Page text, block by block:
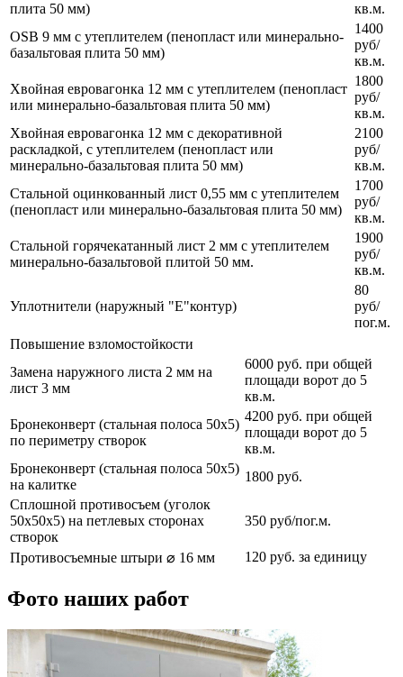
плита 50 мм)
кв.м.
OSB 9 мм с утеплителем (пенопласт или минерально-
базальтовая плита 50 мм)
1400
руб/
кв.м.
Хвойная евровагонка 12 мм с утеплителем (пенопласт
или минерально-базальтовая плита 50 мм)
1800
руб/
кв.м.
Хвойная евровагонка 12 мм с декоративной
раскладкой, с утеплителем (пенопласт или
минерально-базальтовая плита 50 мм)
2100
руб/
кв.м.
Стальной оцинкованный лист 0,55 мм с утеплителем
(пенопласт или минерально-базальтовая плита 50 мм)
1700
руб/
кв.м.
Стальной горячекатанный лист 2 мм с утеплителем
минерально-базальтовой плитой 50 мм.
1900
руб/
кв.м.
Уплотнители (наружный "Е"контур)
80
руб/
пог.м.
Повышение взломостойкости
Замена наружного листа 2 мм на
лист 3 мм
6000 руб. при общей
площади ворот до 5
кв.м.
Бронеконверт (стальная полоса 50х5)
по периметру створок
4200 руб. при общей
площади ворот до 5
кв.м.
Бронеконверт (стальная полоса 50х5)
на калитке
1800 руб.
Сплошной противосъем (уголок
50х50х5) на петлевых сторонах
створок
350 руб/пог.м.
Противосъемные штыри ⌀ 16 мм 120 руб. за единицу
Фото наших работ